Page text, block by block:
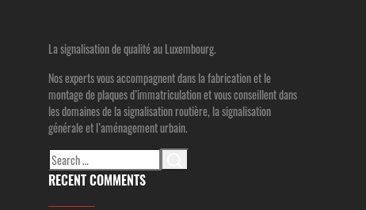
La signalisation de qualité au Luxembourg.
Nos experts vous accompagnent dans la fabrication et le
montage de plaques d’immatriculation et vous conseillent dans
les domaines de la signalisation routière, la signalisation
générale et l’aménagement urbain.
Search
for:
RECENT COMMENTS